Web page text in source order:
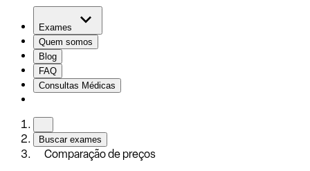
Exames
Quem somos
Blog
FAQ
Consultas Médicas
Buscar exames
Comparação de preços